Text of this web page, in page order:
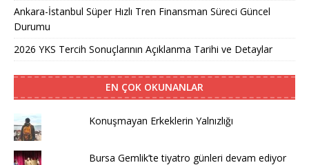
Ankara-İstanbul Süper Hızlı Tren Finansman Süreci Güncel
Durumu
2026 YKS Tercih Sonuçlarının Açıklanma Tarihi ve Detaylar
EN ÇOK OKUNANLAR
Konuşmayan Erkeklerin Yalnızlığı
Bursa Gemlik’te tiyatro günleri devam ediyor